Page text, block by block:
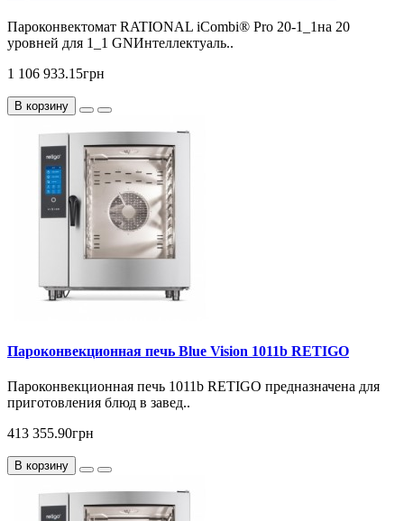
Пароконвектомат RATIONAL iCombi® Pro 20-1_1на 20
уровней для 1_1 GNИнтеллектуаль..
1 106 933.15грн
В корзину
Пароконвекционная печь Blue Vision 1011b RETIGO
Пароконвекционная печь 1011b RETIGO предназначена для
приготовления блюд в завед..
413 355.90грн
В корзину